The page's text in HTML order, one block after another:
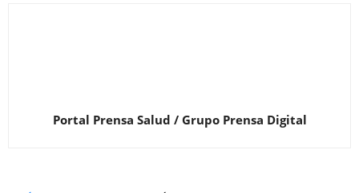
Portal Prensa Salud / Grupo Prensa Digital